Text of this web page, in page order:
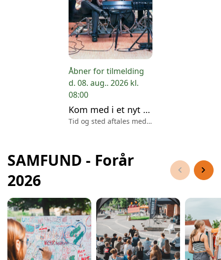
Åbner for tilmelding
d. 08. aug.. 2026 kl.
08:00
Kom med i et nyt band
Tid og sted aftales med hvert band
SAMFUND - Forår
2026
chevron_left chevron_right